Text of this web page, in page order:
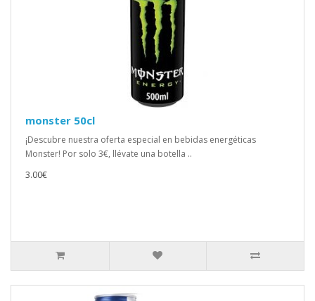
monster 50cl
¡Descubre nuestra oferta especial en bebidas energéticas
Monster! Por solo 3€, llévate una botella ..
3.00€